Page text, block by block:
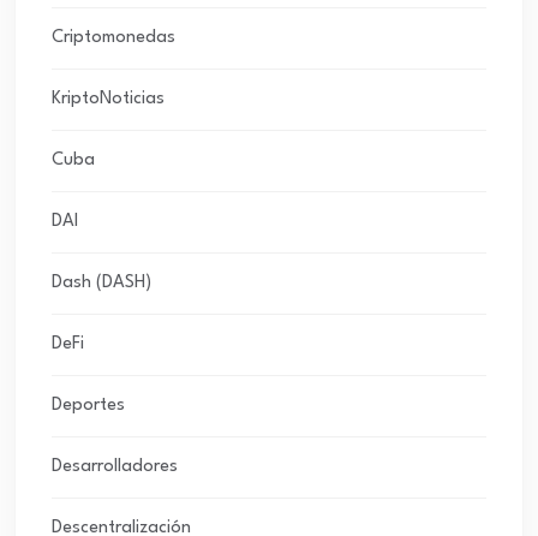
Criptomonedas
KriptoNoticias
Cuba
DAI
Dash (DASH)
DeFi
Deportes
Desarrolladores
Descentralización